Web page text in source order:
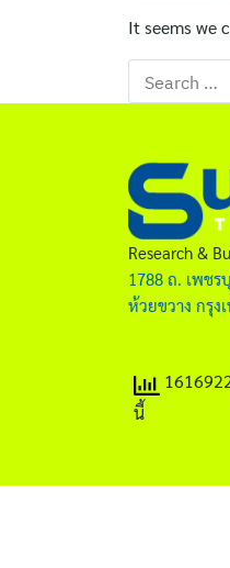
It seems we
Search
for:
Research &
1788 ถ. เพชร
ห้วยขวาง กรุง
นี้